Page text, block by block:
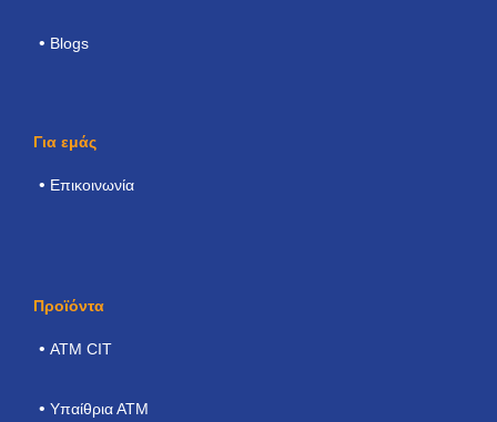
Blogs
Για εμάς
Επικοινωνία
Προϊόντα
ΑΤΜ CIT
Υπαίθρια ΑΤΜ